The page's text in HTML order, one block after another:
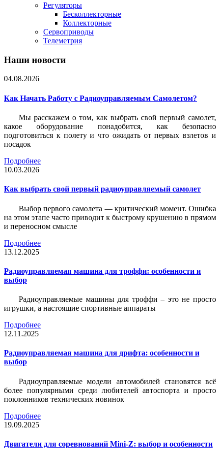
Регуляторы
Бесколлекторные
Коллекторные
Сервоприводы
Телеметрия
Наши новости
04.08.2026
Как Начать Работу с Радиоуправляемым Самолетом?
Мы расскажем о том, как выбрать свой первый самолет,
какое оборудование понадобится, как безопасно
подготовиться к полету и что ожидать от первых взлетов и
посадок
Подробнее
10.03.2026
Как выбрать свой первый радиоуправляемый самолет
Выбор первого самолета — критический момент. Ошибка
на этом этапе часто приводит к быстрому крушению в прямом
и переносном смысле
Подробнее
13.12.2025
Радиоуправляемая машина для троффи: особенности и
выбор
Радиоуправляемые машины для троффи – это не просто
игрушки, а настоящие спортивные аппараты
Подробнее
12.11.2025
Радиоуправляемая машина для дрифта: особенности и
выбор
Радиоуправляемые модели автомобилей становятся всё
более популярными среди любителей автоспорта и просто
поклонников технических новинок
Подробнее
19.09.2025
Двигатели для соревнований Mini-Z: выбор и особенности